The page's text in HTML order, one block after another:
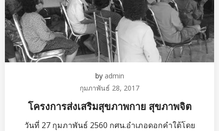
by admin
กุมภาพันธ์ 28, 2017
โครงการส่งเสริมสุขภาพกาย สุขภาพจิต
วันที่ 27 กุมภาพันธ์ 2560 กศน.อำเภอดอกคำใต้โดย